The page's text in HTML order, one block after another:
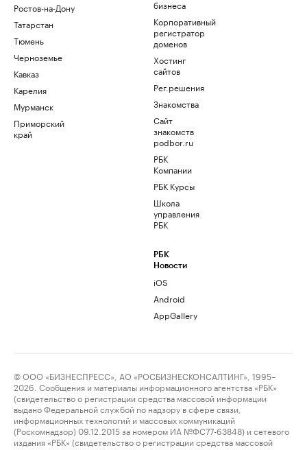
Ростов-на-Дону
Татарстан
Тюмень
Черноземье
Кавказ
Карелия
Мурманск
Приморский
край
бизнеса
Корпоративный
регистратор
доменов
Хостинг
сайтов
Рег.решения
Знакомства
Сайт
знакомств
podbor.ru
РБК
Компании
РБК Курсы
Школа
управления
РБК
РБК
Новости
iOS
Android
AppGallery
© ООО «БИЗНЕСПРЕСС», АО «РОСБИЗНЕСКОНСАЛТИНГ», 1995–
2026. Сообщения и материалы информационного агентства «РБК»
(свидетельство о регистрации средства массовой информации
выдано Федеральной службой по надзору в сфере связи,
информационных технологий и массовых коммуникаций
(Роскомнадзор) 09.12.2015 за номером ИА №ФС77-63848) и сетевого
издания «РБК» (свидетельство о регистрации средства массовой